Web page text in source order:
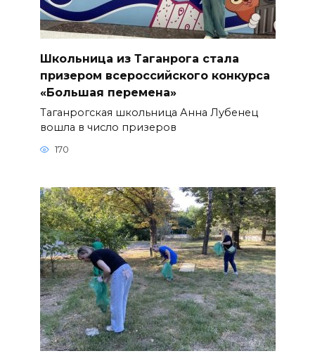
Школьница из Таганрога стала
призером всероссийского конкурса
«Большая перемена»
Таганрогская школьница Анна Лубенец
вошла в число призеров
170